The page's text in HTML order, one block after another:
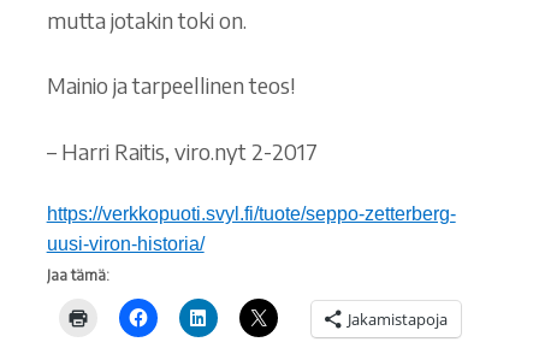
mutta jotakin toki on.
Mainio ja tarpeellinen teos!
– Harri Raitis, viro.nyt 2-2017
https://verkkopuoti.svyl.fi/tuote/seppo-zetterberg-
uusi-viron-historia/
Jaa tämä:
Jakamistapoja